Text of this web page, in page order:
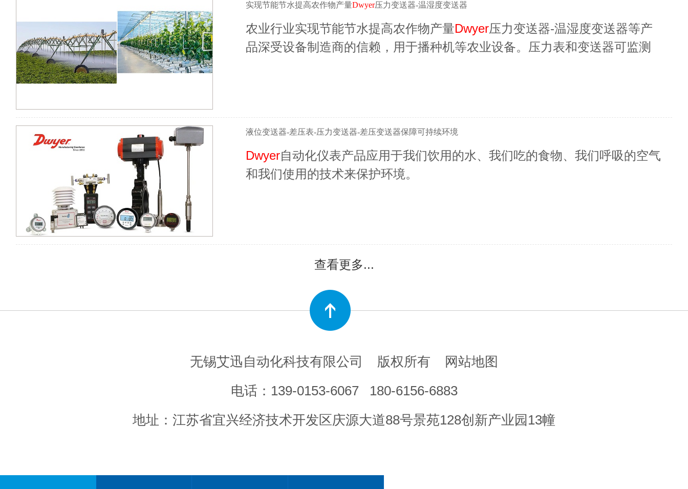
实现节能节水提高农作物产量Dwyer压力变送器-温湿度变送器
农业行业实现节能节水提高农作物产量Dwyer压力变送器-温湿度变送器等产
品深受设备制造商的信赖，用于播种机等农业设备。压力表和变送器可监测
液位变送器-差压表-压力变送器-差压变送器保障可持续环境
Dwyer自动化仪表产品应用于我们饮用的水、我们吃的食物、我们呼吸的空气
和我们使用的技术来保护环境。
查看更多...
无锡艾迅自动化科技有限公司 版权所有
网站地图
电话： 139-0153-6067
180-6156-6883
地址：江苏省宜兴经济技术开发区庆源大道88号景苑128创新产业园13幢